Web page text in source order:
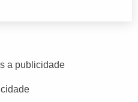
a publicidade